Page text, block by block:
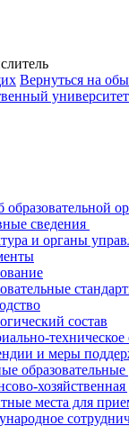
Вернуться на
образовательной
сведения
и органы
состав
техническое
и меры
образовательные
хозяйственная
места для